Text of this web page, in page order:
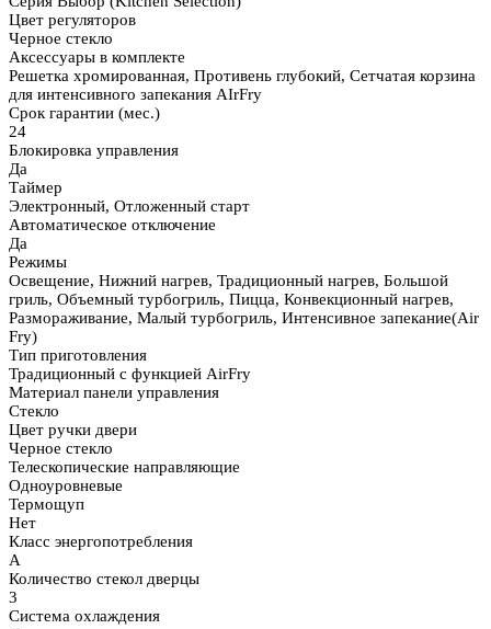
Цвет регуляторов
Черное стекло
Аксессуары в комплекте
Решетка хромированная, Противень глубокий, Cетчатая корзина
для интенсивного запекания AIrFry
Срок гарантии (мес.)
24
Блокировка управления
Да
Таймер
Электронный, Отложенный старт
Автоматическое отключение
Да
Режимы
Освещение, Нижний нагрев, Традиционный нагрев, Большой
гриль, Объемный турбогриль, Пицца, Конвекционный нагрев,
Размораживание, Малый турбогриль, Интенсивное запекание(Air
Fry)
Тип приготовления
Традиционный с функцией AirFry
Материал панели управления
Стекло
Цвет ручки двери
Черное стекло
Телескопические направляющие
Одноуровневые
Термощуп
Нет
Класс энергопотребления
A
Количество стекол дверцы
3
Система охлаждения